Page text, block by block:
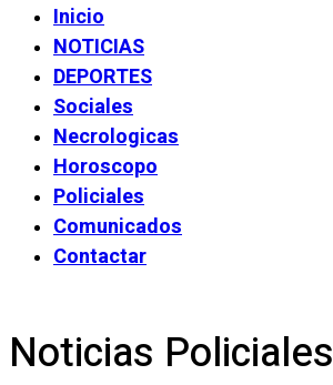
Inicio
NOTICIAS
DEPORTES
Sociales
Necrologicas
Horoscopo
Policiales
Comunicados
Contactar
Noticias Policiales